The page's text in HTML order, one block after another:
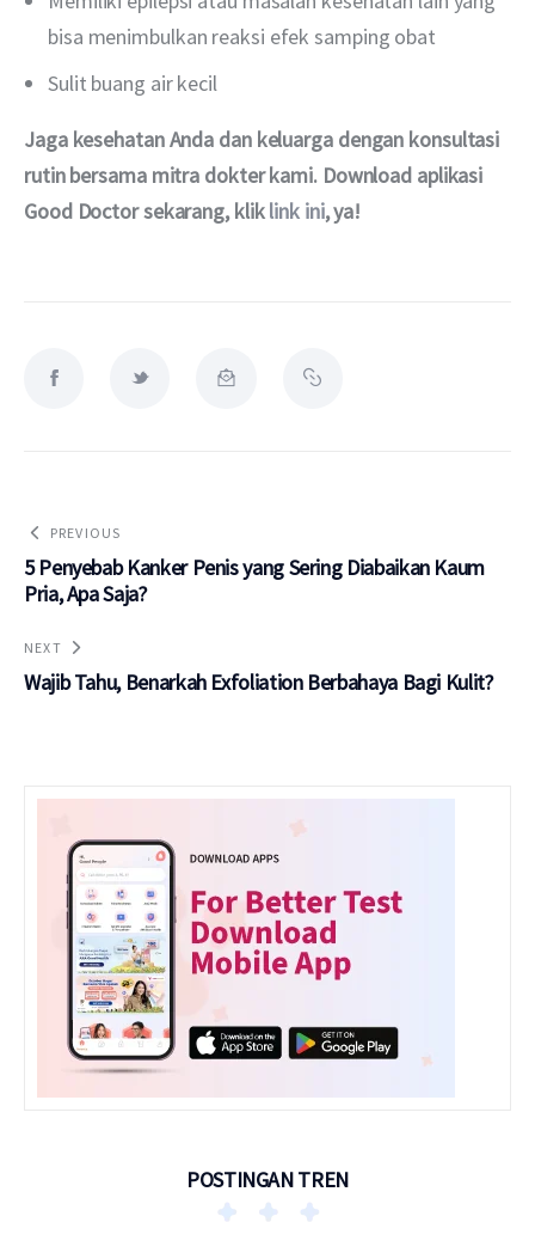
bisa menimbulkan reaksi efek samping obat
Sulit buang air kecil
Jaga kesehatan Anda dan keluarga dengan konsultasi
rutin bersama mitra dokter kami. Download aplikasi
Good Doctor sekarang, klik link ini, ya!
PREVIOUS
5 Penyebab Kanker Penis yang Sering Diabaikan Kaum
Pria, Apa Saja?
NEXT
Wajib Tahu, Benarkah Exfoliation Berbahaya Bagi Kulit?
POSTINGAN TREN